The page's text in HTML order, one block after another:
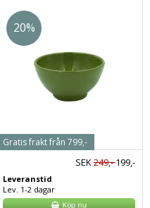
20%
SEK249,-199,-
Leveranstid
Lev. 1-2 dagar
Gratis frakt från 799,-